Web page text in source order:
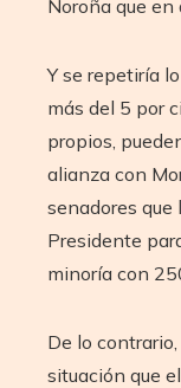
Noroña que en
Y se repetiría
más del 5 por
propios,
alianza con
senadores que
Presidente
minoría con
De lo
situación que